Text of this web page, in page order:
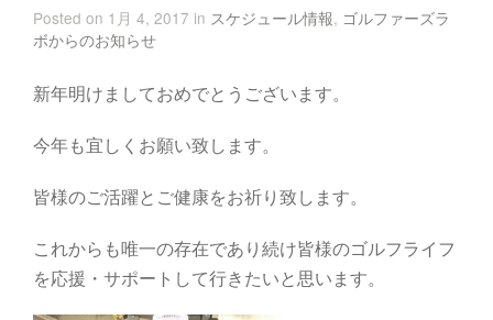
Posted on 1月 4, 2017 in スケジュール情報, ゴルファーズラ
ボからのお知らせ
新年明けましておめでとうございます。
今年も宜しくお願い致します。
皆様のご活躍とご健康をお祈り致します。
これからも唯一の存在であり続け皆様のゴルフライフ
を応援・サポートして行きたいと思います。